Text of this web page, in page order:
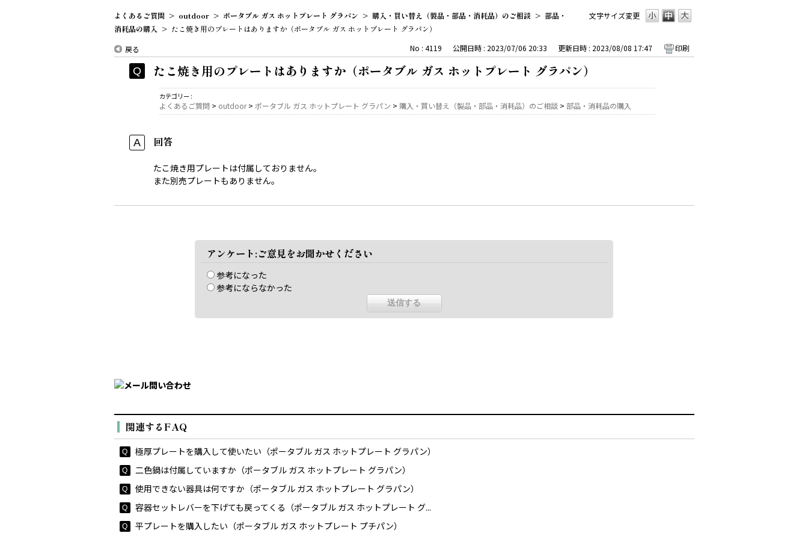
文字サイズ変更
よくあるご質問 > outdoor > ポータブル ガス ホットプレート グラパン > 購入・買い替え（製品・部品・消耗品）のご相談 > 部品・
消耗品の購入 > たこ焼き用のプレートはありますか（ポータブル ガス ホットプレート グラパン）
戻る
No : 4119 公開日時 : 2023/07/06 20:33 更新日時 : 2023/08/08 17:47 印刷
たこ焼き用のプレートはありますか（ポータブル ガス ホットプレート グラパン）
カテゴリー :
よくあるご質問 > outdoor> ポータブル ガス ホットプレート グラパン > 購入・買い替え（製品・部品・消耗品）のご相談> 部品・消耗品の購入
回答
たこ焼き用プレートは付属しておりません。
また別売プレートもありません。
アンケート:ご意見をお聞かせください
参考になった
参考にならなかった
関連するFAQ
極厚プレートを購入して使いたい（ポータブル ガス ホットプレート グラパン）
二色鍋は付属していますか（ポータブル ガス ホットプレート グラパン）
使用できない器具は何ですか（ポータブル ガス ホットプレート グラパン）
容器セットレバーを下げても戻ってくる（ポータブル ガス ホットプレート グ...
平プレートを購入したい（ポータブル ガス ホットプレート プチパン）